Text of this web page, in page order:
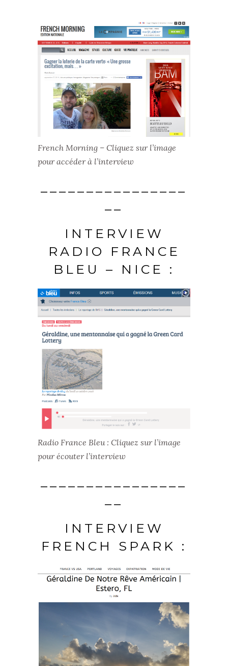
French Morning – Cliquez sur l’image
pour accéder à l’interview
________________
__
INTERVIEW
RADIO FRANCE
BLEU – NICE :
Radio France Bleu : Cliquez sur l’image
pour écouter l’interview
________________
__
INTERVIEW
FRENCH SPARK :